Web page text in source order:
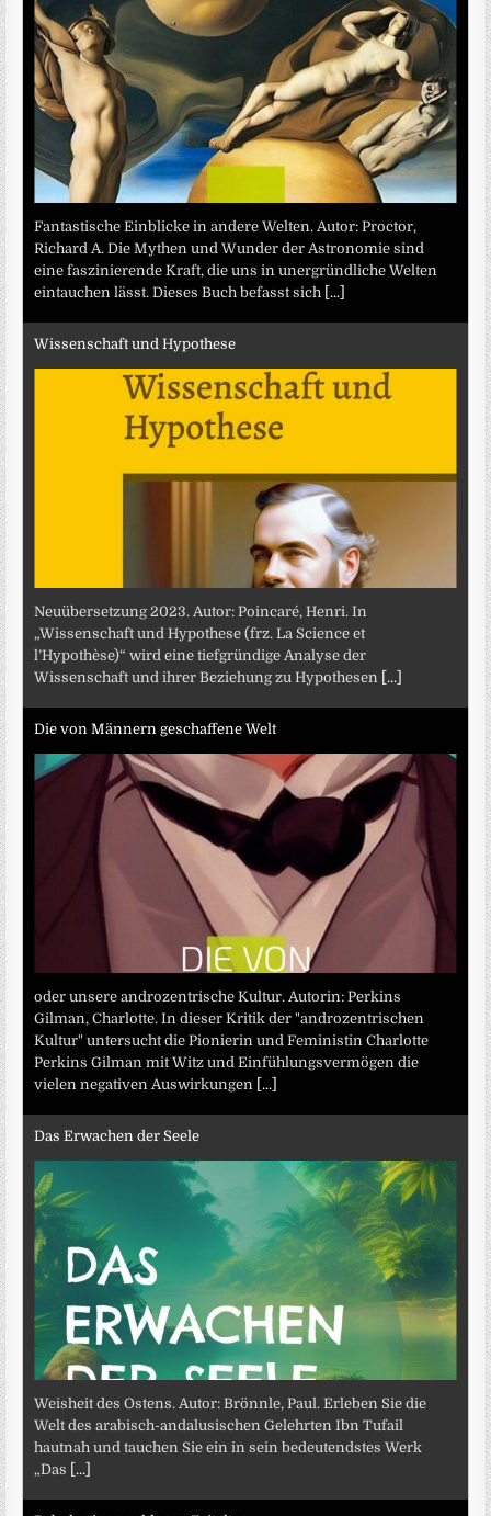
Fantastische Einblicke in andere Welten. Autor: Proctor,
Richard A. Die Mythen und Wunder der Astronomie sind
eine faszinierende Kraft, die uns in unergründliche Welten
eintauchen lässt. Dieses Buch befasst sich [...]
Wissenschaft und Hypothese
Neuübersetzung 2023. Autor: Poincaré, Henri. In
„Wissenschaft und Hypothese (frz. La Science et
l’Hypothèse)“ wird eine tiefgründige Analyse der
Wissenschaft und ihrer Beziehung zu Hypothesen [...]
Die von Männern geschaffene Welt
oder unsere androzentrische Kultur. Autorin: Perkins
Gilman, Charlotte. In dieser Kritik der "androzentrischen
Kultur" untersucht die Pionierin und Feministin Charlotte
Perkins Gilman mit Witz und Einfühlungsvermögen die
vielen negativen Auswirkungen [...]
Das Erwachen der Seele
Weisheit des Ostens. Autor: Brönnle, Paul. Erleben Sie die
Welt des arabisch-andalusischen Gelehrten Ibn Tufail
hautnah und tauchen Sie ein in sein bedeutendstes Werk
„Das [...]